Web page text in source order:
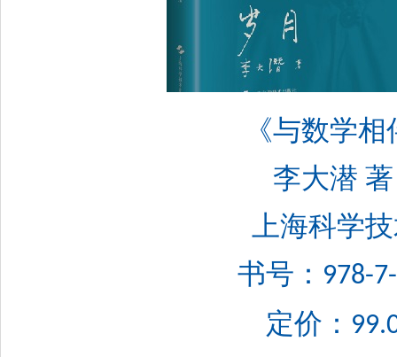
《与数学相伴的
李大潜 著
上海科学技术
书号： 978-
定价：